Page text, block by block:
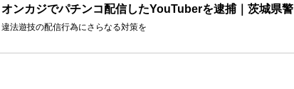
オンカジでパチンコ配信したYouTuberを逮捕｜茨城県警
違法遊技の配信行為にさらなる対策を